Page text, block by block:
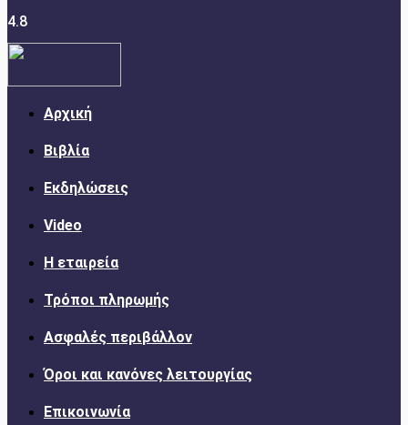
4.8
Αρχική
Βιβλία
Εκδηλώσεις
Video
Η εταιρεία
Τρόποι πληρωμής
Ασφαλές περιβάλλον
Όροι και κανόνες λειτουργίας
Επικοινωνία